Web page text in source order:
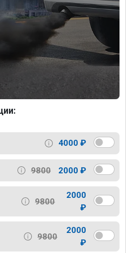
4000 ₽
9800 2000 ₽
9800
2000
₽
9800
2000
₽